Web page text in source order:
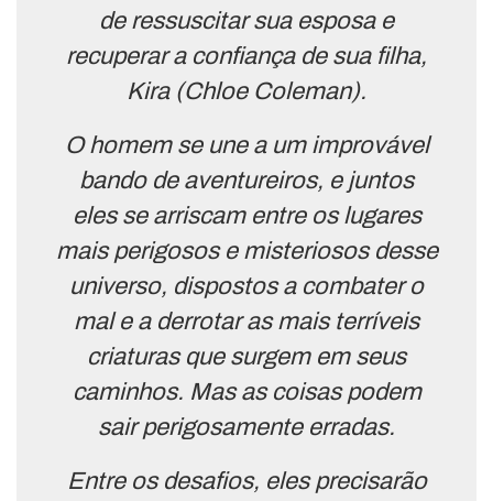
de ressuscitar sua esposa e
recuperar a confiança de sua filha,
Kira (Chloe Coleman).
O homem se une a um improvável
bando de aventureiros, e juntos
eles se arriscam entre os lugares
mais perigosos e misteriosos desse
universo, dispostos a combater o
mal e a derrotar as mais terríveis
criaturas que surgem em seus
caminhos. Mas as coisas podem
sair perigosamente erradas.
Entre os desafios, eles precisarão